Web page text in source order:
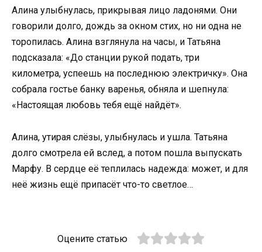
Алина улыбнулась, прикрывая лицо ладонями. Они
говорили долго, дождь за окном стих, но ни одна не
торопилась. Алина взглянула на часы, и Татьяна
подсказала: «До станции рукой подать, три
километра, успеешь на последнюю электричку». Она
собрала гостье банку варенья, обняла и шепнула:
«Настоящая любовь тебя ещё найдёт».
Алина, утирая слёзы, улыбнулась и ушла. Татьяна
долго смотрела ей вслед, а потом пошла выпускать
Марфу. В сердце её теплилась надежда: может, и для
неё жизнь ещё припасёт что-то светлое…
Оцените статью